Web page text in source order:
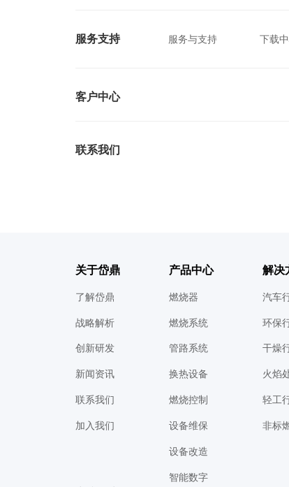
服务支持 服务与支持 下载
客户中心
联系我们
关于岱鼎
了解岱鼎
战略解析
创新研发
新闻资讯
联系我们
加入我们
产品中心
燃烧器
燃烧系统
管路系统
换热设备
燃烧控制
设备维保
设备改造
智能数字
解决
汽车
环保
干燥
火焰
轻工
非标